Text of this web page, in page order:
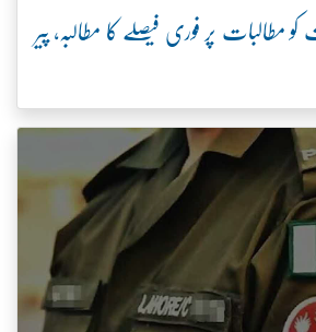
کو مطالبات پر فوری فیصلے کا مطالبہ، پیر